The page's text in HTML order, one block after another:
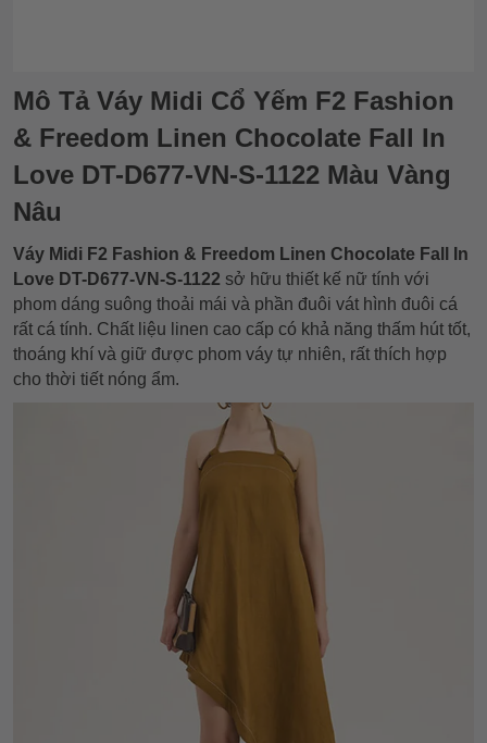
Mô Tả Váy Midi Cổ Yếm F2 Fashion
& Freedom Linen Chocolate Fall In
Love DT-D677-VN-S-1122 Màu Vàng
Nâu
Váy Midi F2 Fashion & Freedom Linen Chocolate Fall In
Love DT-D677-VN-S-1122 sở hữu thiết kế nữ tính với
phom dáng suông thoải mái và phần đuôi vát hình đuôi cá
rất cá tính. Chất liệu linen cao cấp có khả năng thấm hút tốt,
thoáng khí và giữ được phom váy tự nhiên, rất thích hợp
cho thời tiết nóng ẩm.